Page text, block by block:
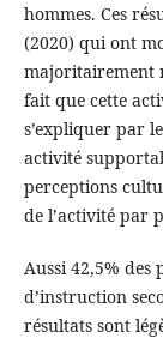
hommes. Ces
(2020) qui ont
majoritairement
fait que cette
s’expliquer par
activité
perceptions
de l’activité par
Aussi 42,5% des
d’instruction
résultats sont